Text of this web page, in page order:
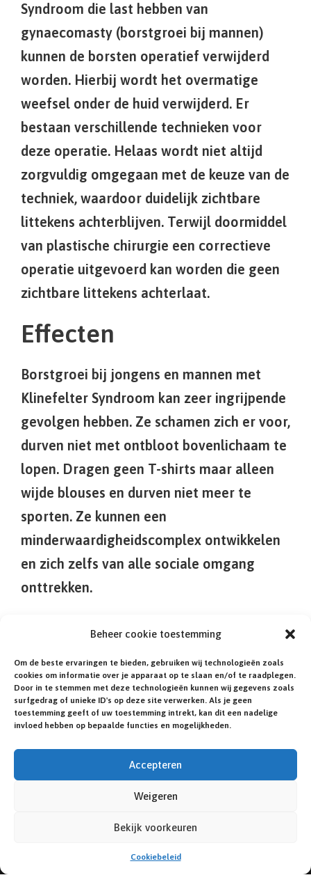
Beheer cookie toestemming
Om de beste ervaringen te bieden, gebruiken wij technologieën zoals
cookies om informatie over je apparaat op te slaan en/of te raadplegen.
Door in te stemmen met deze technologieën kunnen wij gegevens zoals
surfgedrag of unieke ID's op deze site verwerken. Als je geen
toestemming geeft of uw toestemming intrekt, kan dit een nadelige
invloed hebben op bepaalde functies en mogelijkheden.
Accepteren
Weigeren
Bekijk voorkeuren
Cookiebeleid
Syndroom die last hebben van
gynaecomasty (borstgroei bij mannen)
kunnen de borsten operatief verwijderd
worden. Hierbij wordt het overmatige
weefsel onder de huid verwijderd. Er
bestaan verschillende technieken voor
deze operatie. Helaas wordt niet altijd
zorgvuldig omgegaan met de keuze van de
techniek, waardoor duidelijk zichtbare
littekens achterblijven. Terwijl doormiddel
van plastische chirurgie een correctieve
operatie uitgevoerd kan worden die geen
zichtbare littekens achterlaat.
Effecten
Borstgroei bij jongens en mannen met
Klinefelter Syndroom kan zeer ingrijpende
gevolgen hebben. Ze schamen zich er voor,
durven niet met ontbloot bovenlichaam te
lopen. Dragen geen T-shirts maar alleen
wijde blouses en durven niet meer te
sporten. Ze kunnen een
minderwaardigheidscomplex ontwikkelen
en zich zelfs van alle sociale omgang
onttrekken.
Zo wordt het ook ervaren. De schaamte
verdwijnt en men durft meer, lekker gaan
zwemmen en T-shirtjes dragen.
ROSA HOEFMAN